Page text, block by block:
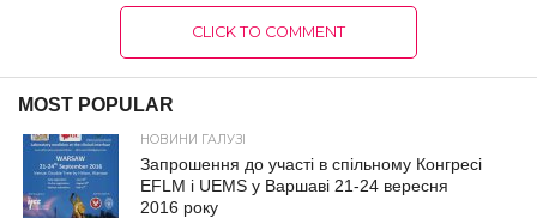
CLICK TO COMMENT
MOST POPULAR
НОВИНИ ГАЛУЗІ
Запрошення до участі в спільному Конгресі
EFLM і UEMS у Варшаві 21-24 вересня
2016 року